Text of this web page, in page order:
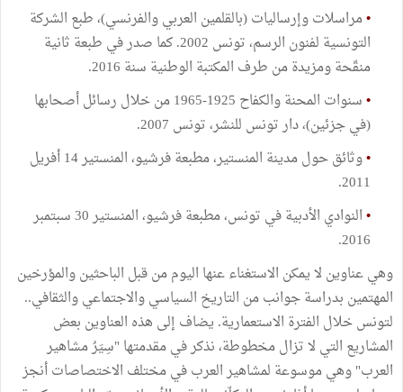
•مراسلات وإرساليات (بالقلمين العربي والفرنسي)، طبع الشركة
التونسية لفنون الرسم، تونس 2002. كما صدر في طبعة ثانية
منقّحة ومزيدة من طرف المكتبة الوطنية سنة 2016.
•
سنوات المحنة والكفاح 1925-1965 من خلال رسائل أصحابها
(في جزئين)، دار تونس للنشر، تونس 2007.
•
وثائق حول مدينة المنستير، مطبعة فرشيو، المنستير 14 أفريل
2011.
•
النوادي الأدبية في تونس، مطبعة فرشيو، المنستير 30 سبتمبر
2016.
وهي عناوين لا يمكن الاستغناء عنها اليوم من قبل الباحثين والمؤرخين
المهتمين بدراسة جوانب من التاريخ السياسي والاجتماعي والثقافي..
لتونس خلال الفترة الاستعمارية. يضاف إلى هذه العناوين بعض
المشاريع التي لا تزال مخطوطة، نذكر في مقدمتها "سِيَرُ مشاهير
العرب" وهي موسوعة لمشاهير العرب في مختلف الاختصاصات أنجز